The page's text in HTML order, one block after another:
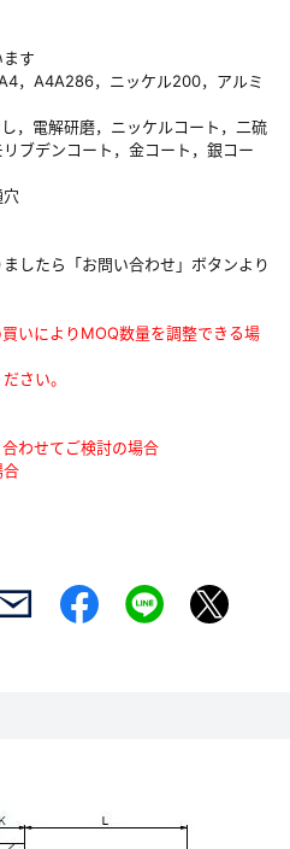
す
，A4A286，ニッケル200，アルミ
，電解研磨，ニッケルコート，二硫
ブデンコート，金コート，銀コー
したら「お問い合わせ」ボタンより
いによりMOQ数量を調整できる場
さい。
わせてご検討の場合
合